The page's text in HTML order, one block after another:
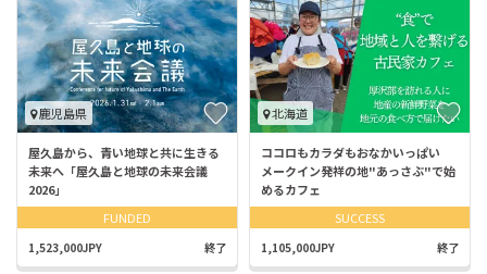
鹿児島県
屋久島から、青い地球と共に生きる
未来へ「屋久島と地球の未来会議
2026」
FUNDED
1,523,000JPY 終了
北海道
ココロもカラダもおなかいっぱい
メークイン発祥の地"あっさぶ"で始
めるカフェ
SUCCESS
1,105,000JPY 終了